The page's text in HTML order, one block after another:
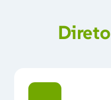
Direto